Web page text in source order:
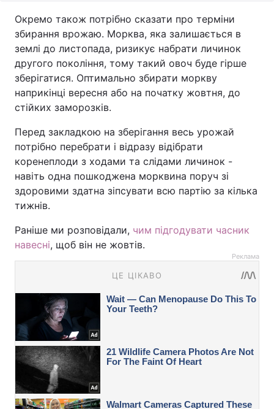
Окремо також потрібно сказати про терміни
збирання врожаю. Морква, яка залишається в
землі до листопада, ризикує набрати личинок
другого покоління, тому такий овоч буде гірше
зберігатися. Оптимально збирати моркву
наприкінці вересня або на початку жовтня, до
стійких заморозків.
Перед закладкою на зберігання весь урожай
потрібно перебрати і відразу відібрати
коренеплоди з ходами та слідами личинок -
навіть одна пошкоджена морквина поруч зі
здоровими здатна зіпсувати всю партію за кілька
тижнів.
Раніше ми розповідали, чим підгодувати часник
навесні, щоб він не жовтів.
Реклама